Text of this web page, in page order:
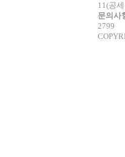
11(공
문의사
2799